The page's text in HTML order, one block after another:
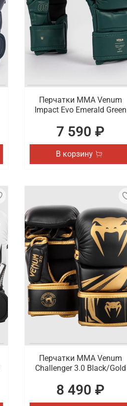
Перчатки ММА Venum
Impact Evo Emerald Green
7 590 ₽
В корзину
Перчатки ММА Venum
Challenger 3.0 Black/Gold
8 490 ₽